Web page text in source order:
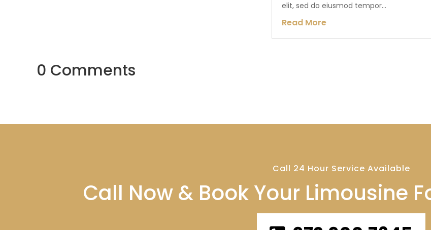
elit, sed do eiusmod tempor...
Read More
0 Comments
Call 24 Hour Service Available
Call Now & Book Your Limousine